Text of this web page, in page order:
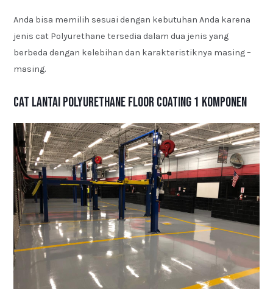
Anda bisa memilih sesuai dengan kebutuhan Anda karena
jenis cat Polyurethane tersedia dalam dua jenis yang
berbeda dengan kelebihan dan karakteristiknya masing –
masing.
Cat Lantai Polyurethane Floor Coating 1 Komponen